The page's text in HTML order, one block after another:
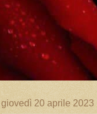
giovedì 20 aprile 2023